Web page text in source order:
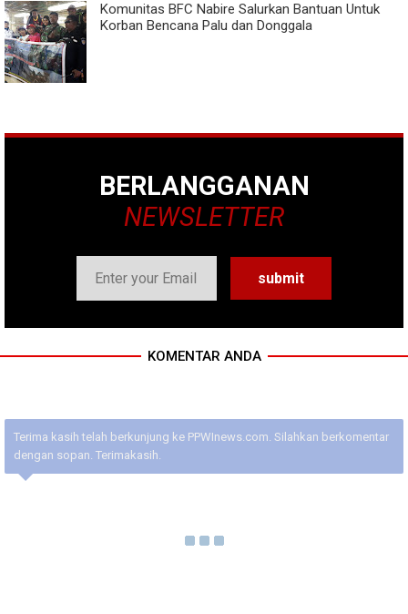
Komunitas BFC Nabire Salurkan Bantuan Untuk
Korban Bencana Palu dan Donggala
BERLANGGANAN
NEWSLETTER
KOMENTAR ANDA
Terima kasih telah berkunjung ke PPWInews.com. Silahkan berkomentar
dengan sopan. Terimakasih.